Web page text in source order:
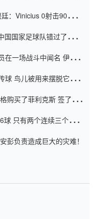
：Vinicius 0射击90分钟
国家足球队错过了世界
一场战斗中闻名 伊万放
球 鸟儿被用来摆脱它
购买了菲利克斯 签了7年
只有两个连续三个连续
彭负责造成巨大的灾难！